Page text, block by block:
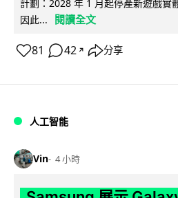
計劃：2028 年 1 月起停產新遊戲實
因此...
閱讀全文
81 42 ↗ 分享
人工智能
Vin 4 小時